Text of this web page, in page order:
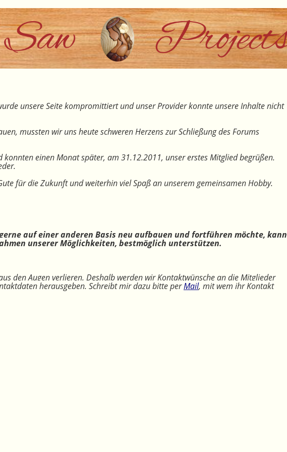
unsere Seite kompromittiert und unser Provider konnte unsere Inhalte nicht
mussten wir uns heute schweren Herzens zur Schließung des Forums
einen Monat später, am 31.12.2011, unser erstes Mitglied begrüßen.
für die Zukunft und weiterhin viel Spaß an unserem gemeinsamen Hobby.
auf einer anderen Basis neu aufbauen und fortführen möchte, kann
unserer Möglichkeiten, bestmöglich unterstützen.
den Augen verlieren. Deshalb werden wir Kontaktwünsche an die Mitglieder
herausgeben. Schreibt mir dazu bitte perMail, mit wem ihr Kontakt